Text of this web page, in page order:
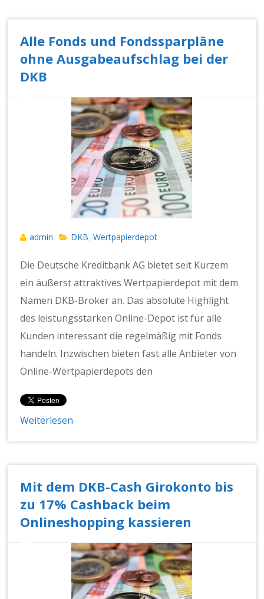
Alle Fonds und Fondssparpläne
ohne Ausgabeaufschlag bei der
DKB
admin DKB ,Wertpapierdepot
Die Deutsche Kreditbank AG bietet seit Kurzem
ein äußerst attraktives Wertpapierdepot mit dem
Namen DKB-Broker an. Das absolute Highlight
des leistungsstarken Online-Depot ist für alle
Kunden interessant die regelmäßig mit Fonds
handeln. Inzwischen bieten fast alle Anbieter von
Online-Wertpapierdepots den
Weiterlesen
Mit dem DKB-Cash Girokonto bis
zu 17% Cashback beim
Onlineshopping kassieren